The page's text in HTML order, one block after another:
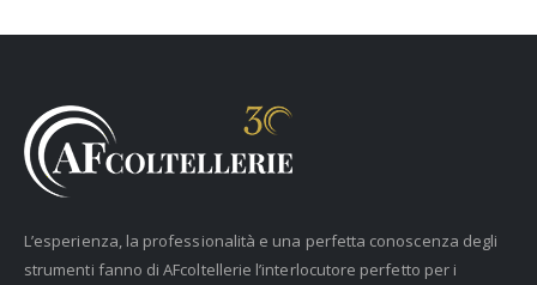
L’esperienza, la professionalità e una perfetta conoscenza degli
strumenti fanno di AFcoltellerie l’interlocutore perfetto per i